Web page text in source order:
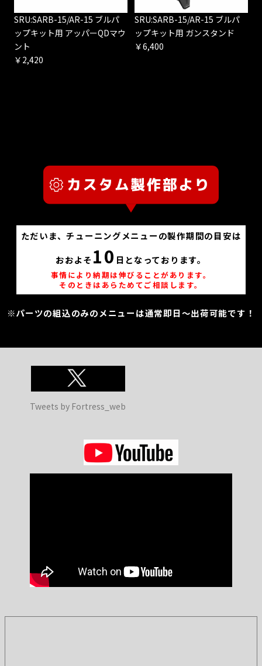
SRU:SARB-15/AR-15 ブルパ
ップキット用 アッパーQDマウ
ント
￥2,420
SRU:SARB-15/AR-15 ブルパ
ップキット用 ガンスタンド
￥6,400
ただいま、チューニングメニューの製作期間の目安は
おおよそ 10 日となっております。
事情により納期は伸びることがあります。
そのときはあらためてご相談します。
※パーツの組込のみのメニューは通常即日～出荷可能です！
Tweets by Fortress_web